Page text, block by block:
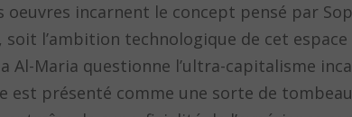
oeuvres incarnent le concept pensé par
soit l’ambition technologique de cet
Al-Maria questionne l’ultra-capitalisme
est présenté comme une sorte de